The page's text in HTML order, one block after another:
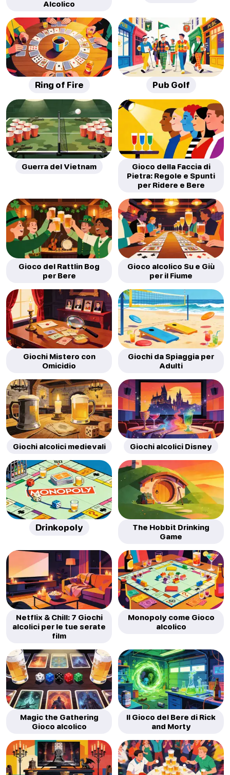
Alcolico
Ring of Fire Pub Golf
Guerra del Vietnam
Gioco della Faccia di
Pietra: Regole e Spunti
per Ridere e Bere
Gioco del Rattlin Bog
per Bere
Gioco alcolico Su e Giù
per il Fiume
Giochi Mistero con
Omicidio
Giochi da Spiaggia per
Adulti
Giochi alcolici medievali Giochi alcolici Disney
Drinkopoly
The Hobbit Drinking
Game
Netflix & Chill: 7 Giochi
alcolici per le tue serate
film
Monopoly come Gioco
alcolico
Magic the Gathering
Gioco alcolico
Il Gioco del Bere di Rick
and Morty